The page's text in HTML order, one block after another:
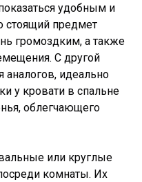
удобным и
стоящий предмет
громоздким, а также
С другой
идеально
у кровати в спальне
облегчающего
или круглые
комнаты. Их